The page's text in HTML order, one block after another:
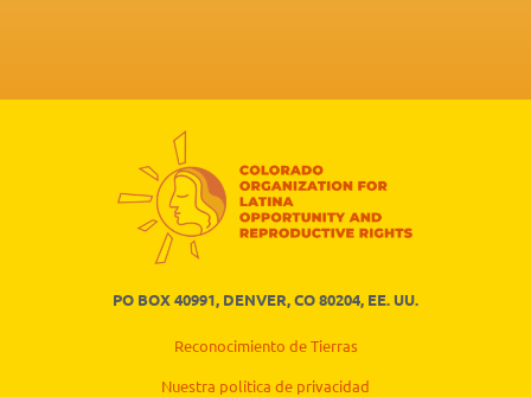
PO BOX 40991, DENVER, CO 80204, EE. UU.
Reconocimiento de Tierras
Nuestra política de privacidad